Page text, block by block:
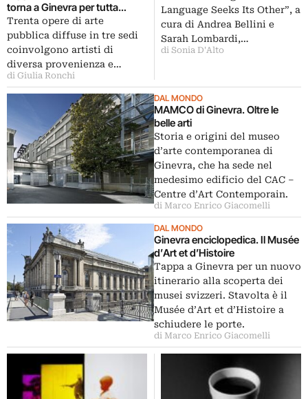
torna a Ginevra per tutta
l’estate
Trenta opere di arte
pubblica diffuse in tre sedi
coinvolgono artisti di
diversa provenienza e…
di Giulia Ronchi
Language Seeks Its Other”, a
cura di Andrea Bellini e
Sarah Lombardi,…
di Sonia D'Alto
DAL MONDO
MAMCO di Ginevra. Oltre le
belle arti
Storia e origini del museo
d’arte contemporanea di
Ginevra, che ha sede nel
medesimo edificio del CAC –
Centre d’Art Contemporain.
di Marco Enrico Giacomelli
DAL MONDO
Ginevra enciclopedica. Il Musée
d’Art et d’Histoire
Tappa a Ginevra per un nuovo
itinerario alla scoperta dei
musei svizzeri. Stavolta è il
Musée d’Art et d’Histoire a
schiudere le porte.
di Marco Enrico Giacomelli